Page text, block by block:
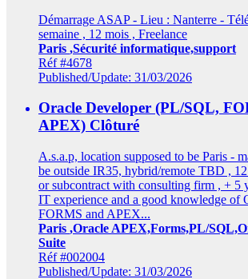
Démarrage ASAP - Lieu : Nanterre -
semaine , 12 mois , Freelance
Paris ,Sécurité informatique,support
Réf #4678
Published/Update: 31/03/2026
Oracle Developer (PL/SQL,
APEX) Clôturé
A.s.a.p, location supposed to be Paris -
be outside IR35, hybrid/remote TBD ,
or subcontract with consulting firm , + 5
IT experience and a good knowledge
FORMS and APEX...
Paris ,Oracle APEX,Forms,PL/
Suite
Réf #002004
Published/Update: 31/03/2026